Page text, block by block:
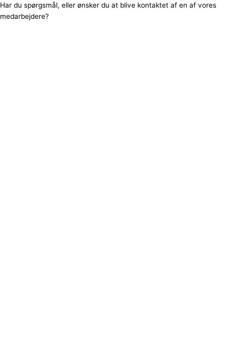
Har du spørgsmål, eller ønsker du at blive kontaktet af en af vores
medarbejdere?